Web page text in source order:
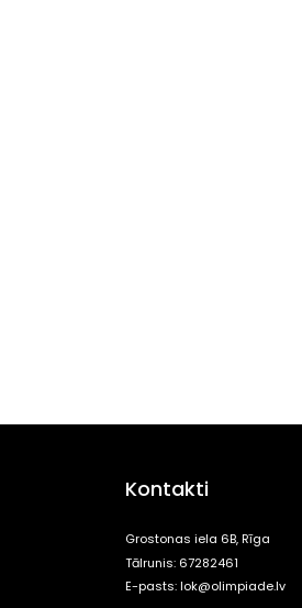
Kontakti
Grostonas iela 6B, Rīga
Tālrunis: 67282461
E-pasts:lok@olimpiade.lv